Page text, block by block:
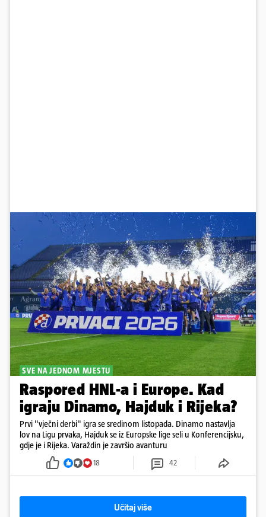
SVE NA JEDNOM MJESTU
Raspored HNL-a i Europe. Kad
igraju Dinamo, Hajduk i Rijeka?
Prvi "vječni derbi" igra se sredinom listopada. Dinamo nastavlja
lov na Ligu prvaka, Hajduk se iz Europske lige seli u Konferencijsku,
gdje je i Rijeka. Varaždin je završio avanturu
18 42
Učitaj više